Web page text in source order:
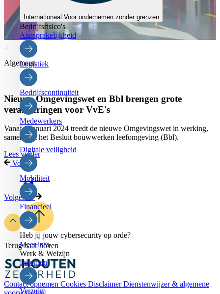
Internationaal Voor ondernemen zonder grenzen
Bedrijfsrisico's
Aansprakelijkheid
Logistiek
Bedrijfscontinuiteit
Medewerkers
Digitale veiligheid
Mobiliteit
Financieel
Heb jij jouw cybersecurity op orde?
Meer info
Werk & Welzijn
Inkomen
Verzuim
Algemeen
Nieuwe Omgevingswet en Bbl brengen grote
veranderingen voor VvE's
Vanaf 1 januari 2024 treedt de nieuwe Omgevingswet in werking,
samen met het Besluit bouwwerken leefomgeving (Bbl).
Lees verder
Vorige
12
Volgende
Terug naar boven
Contact opnemen Cookies DisclaimerDienstenwijzer & algemene